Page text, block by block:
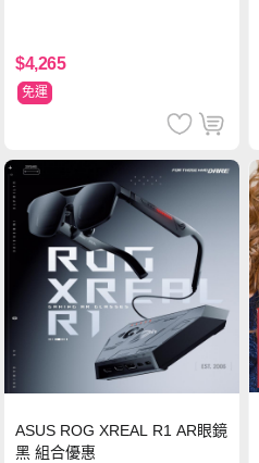
$4,265
免運
ASUS ROG XREAL R1 AR眼鏡
黑 組合優惠